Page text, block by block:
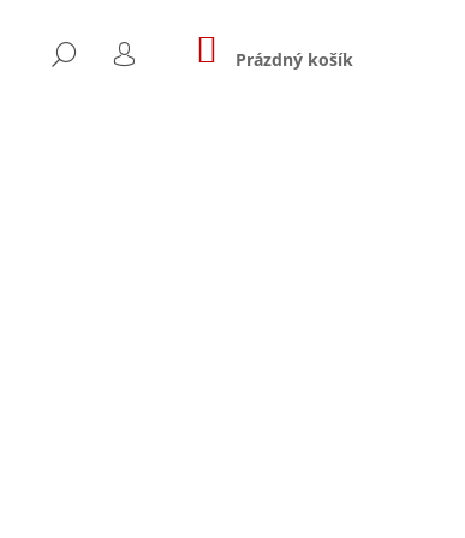
HLEDAT
PŘIHLÁŠENÍ
NÁKUPNÍ
KOŠÍK
Prázdný košík